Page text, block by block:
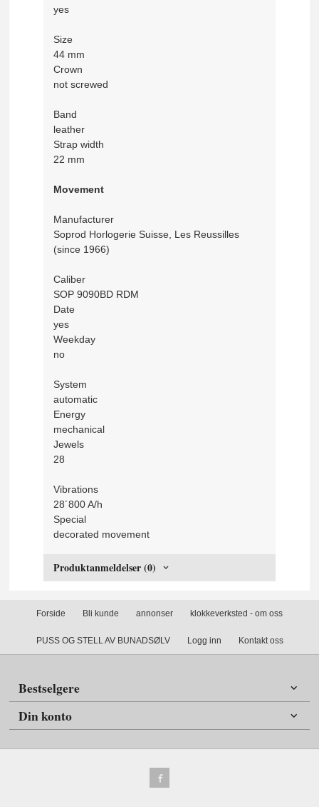
yes
Size
44 mm
Crown
not screwed
Band
leather
Strap width
22 mm
Movement
Manufacturer
Soprod Horlogerie Suisse, Les Reussilles
(since 1966)
Caliber
SOP 9090BD RDM
Date
yes
Weekday
no
System
automatic
Energy
mechanical
Jewels
28
Vibrations
28´800 A/h
Special
decorated movement
Produktanmeldelser (0)
Forside Bli kunde annonser klokkeverksted - om oss
PUSS OG STELL AV BUNADSØLV Logg inn Kontakt oss
Bestselgere
Din konto